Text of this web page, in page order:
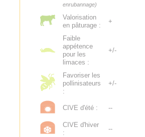
enrubannage)
Valorisation
en pâturage :
+
Faible
appétence
pour les
limaces :
+/-
Favoriser les
pollinisateurs
:
+/-
CIVE d'été : --
CIVE d'hiver
:
--